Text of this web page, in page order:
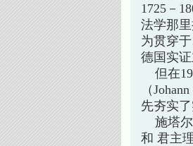
1725－
法学那
为贯穿
德国实
但在19
（
先夯实
施塔尔
和 君主